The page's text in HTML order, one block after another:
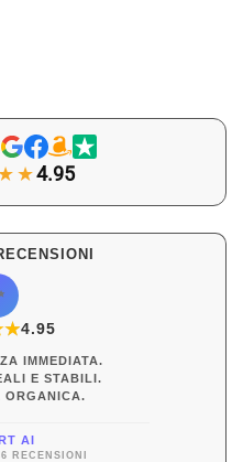
4.95
★
★4.95
IMMEDIATA.
E STABILI.
ORGANICA.
AI
RECENSIONI